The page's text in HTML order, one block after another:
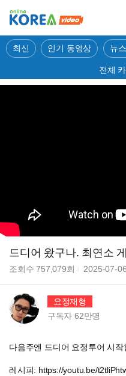
최신 인기 동영상 뉴
전체
드디어 왔구나. 최연소
조회수757,079회 2025-07-06
요정재형
구독자62만명
다음주엔 드디어 요정투어 시작
레시피: https://youtu.be/